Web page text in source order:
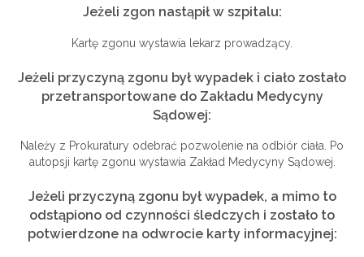
Jeżeli zgon nastąpił w szpitalu:
Kartę zgonu wystawia lekarz prowadzący.
Jeżeli przyczyną zgonu był wypadek i ciało zostało
przetransportowane do Zakładu Medycyny
Sądowej:
Należy z Prokuratury odebrać pozwolenie na odbiór ciała. Po
autopsji kartę zgonu wystawia Zakład Medycyny Sądowej.
Jeżeli przyczyną zgonu był wypadek, a mimo to
odstąpiono od czynności śledczych i zostało to
potwierdzone na odwrocie karty informacyjnej: